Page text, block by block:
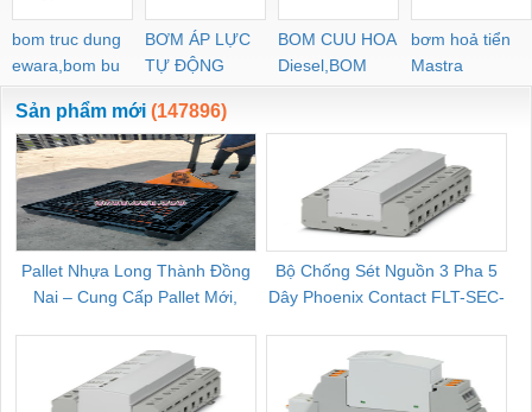
bom truc dung
ewara,bom bu
ewara
BƠM ÁP LỰC
TỰ ĐỘNG
BOM CUU HOA
Diesel,BOM
CHUA CHAY
bơm hoả tiển
Mastra
Sản phẩm mới (147896)
Pallet Nhựa Long Thành Đồng
Nai – Cung Cấp Pallet Mới,
Bộ Chống Sét Nguồn 3 Pha 5
Dây Phoenix Contact FLT-SEC-